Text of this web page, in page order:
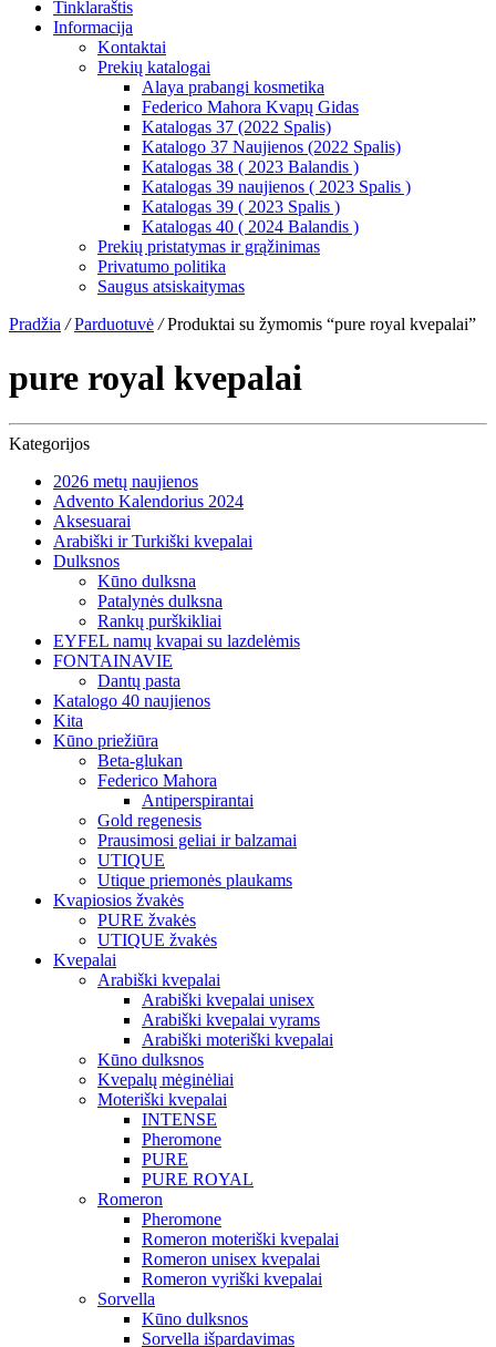
Tinklaraštis
Informacija
Kontaktai
Prekių katalogai
Alaya prabangi kosmetika
Federico Mahora Kvapų Gidas
Katalogas 37 (2022 Spalis)
Katalogo 37 Naujienos (2022 Spalis)
Katalogas 38 ( 2023 Balandis )
Katalogas 39 naujienos ( 2023 Spalis )
Katalogas 39 ( 2023 Spalis )
Katalogas 40 ( 2024 Balandis )
Prekių pristatymas ir grąžinimas
Privatumo politika
Saugus atsiskaitymas
Pradžia / Parduotuvė /Produktai su žymomis “pure royal kvepalai”
pure royal kvepalai
Kategorijos
2026 metų naujienos
Advento Kalendorius 2024
Aksesuarai
Arabiški ir Turkiški kvepalai
Dulksnos
Kūno dulksna
Patalynės dulksna
Rankų purškikliai
EYFEL namų kvapai su lazdelėmis
FONTAINAVIE
Dantų pasta
Katalogo 40 naujienos
Kita
Kūno priežiūra
Beta-glukan
Federico Mahora
Antiperspirantai
Gold regenesis
Prausimosi geliai ir balzamai
UTIQUE
Utique priemonės plaukams
Kvapiosios žvakės
PURE žvakės
UTIQUE žvakės
Kvepalai
Arabiški kvepalai
Arabiški kvepalai unisex
Arabiški kvepalai vyrams
Arabiški moteriški kvepalai
Kūno dulksnos
Kvepalų mėginėliai
Moteriški kvepalai
INTENSE
Pheromone
PURE
PURE ROYAL
Romeron
Pheromone
Romeron moteriški kvepalai
Romeron unisex kvepalai
Romeron vyriški kvepalai
Sorvella
Kūno dulksnos
Sorvella išpardavimas